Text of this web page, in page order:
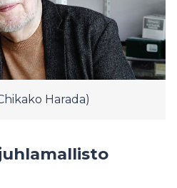
Harada)